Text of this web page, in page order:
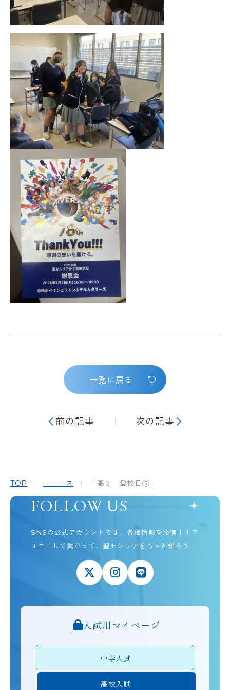
前の記事
一覧に戻る
次の記事
TOP ニュース 「高３ 登校日⑤」
FOLLOW US
SNSの公式アカウントでは、各種情報を発信中！ フ
ォローして繋がって、聖セシリアをもっと知ろう！
入試用マイページ
中学入試
高校入試